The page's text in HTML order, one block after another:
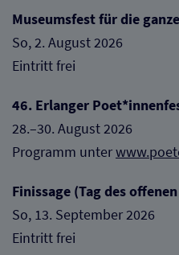
Museumsfest für die
So, 2. August 2026
Eintritt frei
46. Erlanger
28.–30. August 2026
Programm unter
Finissage (Tag des
So, 13. September 2026
Eintritt frei